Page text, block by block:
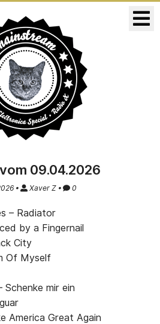
09.04.2026
• Xaver Z • 0
– Radiator
by a Fingernail
City
Of Myself
Schenke mir ein
America Great Again